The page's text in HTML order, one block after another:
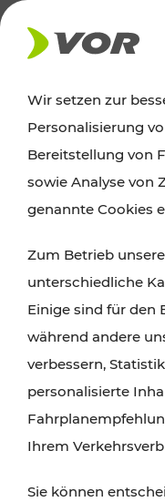
AKTUELLES
News
Alle wichtigen
finden Sie hier im
Wir setzen zur
Personalisierung
Bereitstellung von
sowie Analyse von
genannte Cookies
Zum Betrieb
unterschiedliche
Einige sind für den
während andere
verbessern,
personalisierte
Ihrem
Sie können